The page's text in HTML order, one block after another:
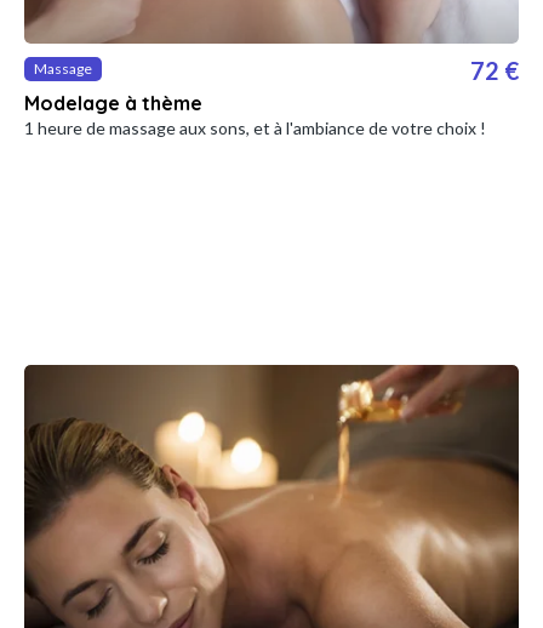
Massage
Modelage à thème
72 €
1 heure de massage aux sons, et à l'ambiance de votre choix !